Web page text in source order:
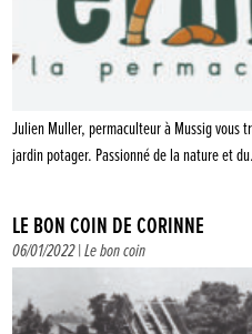
Julien Muller, permaculteur à Mussig vous
jardin potager. Passionné de la nature et
LE BON COIN DE CORINNE
06/01/2022 |Le bon coin